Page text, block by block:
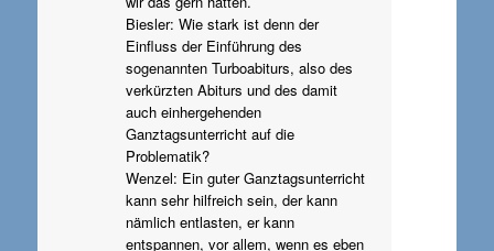
Biesler: Wie stark ist denn der
Einfluss der Einführung des
sogenannten Turboabiturs, also des
verkürzten Abiturs und des damit
auch einhergehenden
Ganztagsunterricht auf die
Problematik?
Wenzel: Ein guter Ganztagsunterricht
kann sehr hilfreich sein, der kann
nämlich entlasten, er kann
entspannen, vor allem, wenn es eben